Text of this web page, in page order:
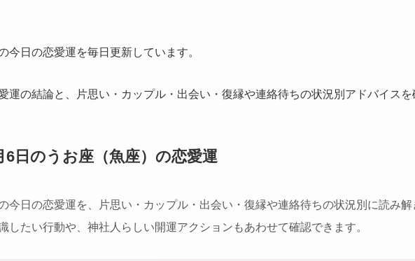
今日の恋愛運を毎日更新しています。
運の結論と、片思い・カップル・出会い・復縁や連絡待ちの状況別アドバイス
6日のうお座（魚座）の恋愛運
今日の恋愛運を、片思い・カップル・出会い・復縁や連絡待ちの状況別に読み
したい行動や、神社人らしい開運アクションもあわせて確認できます。